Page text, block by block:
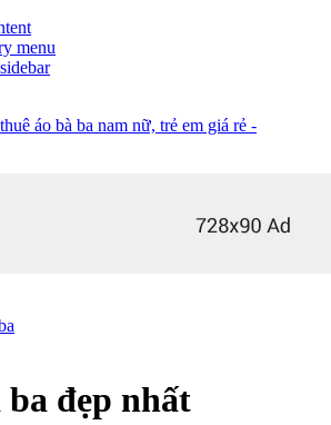
menu
áo bà ba nam nữ, trẻ em giá rẻ -
ba đẹp nhất